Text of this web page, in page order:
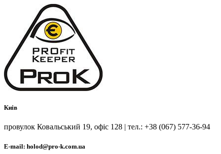
Киів
провулок Ковальський 19, офіс 128 | тел.: +38 (067) 577-36-94
E-mail: holod@pro-k.com.ua